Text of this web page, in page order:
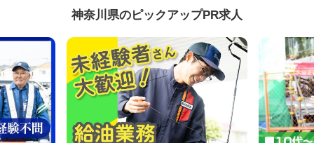
神奈川県のピックアップPR求人